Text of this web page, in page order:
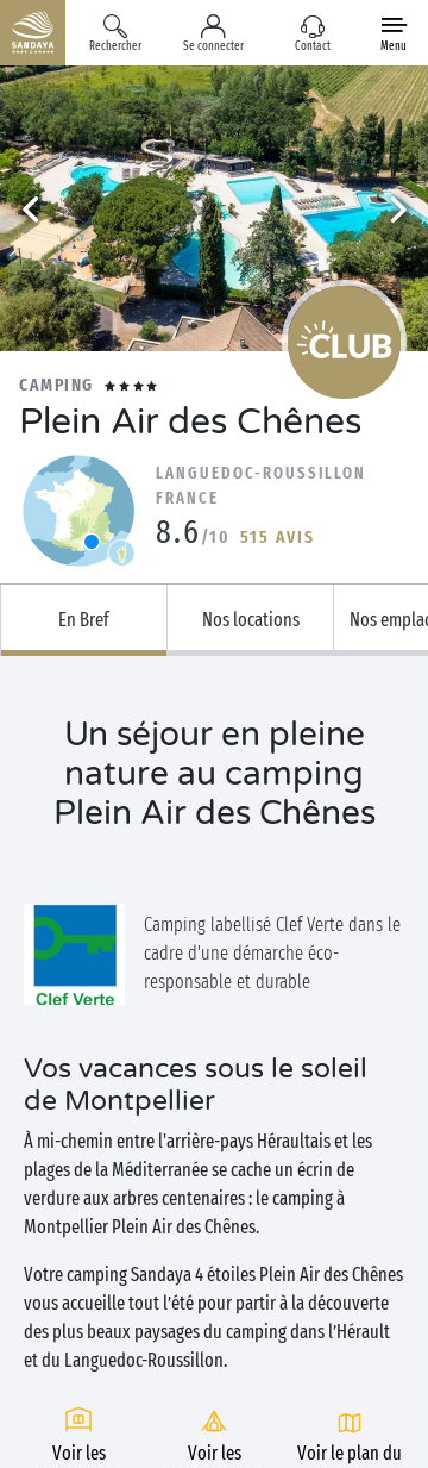
Rechercher Se connecter Contact Menu
CAMPING
Plein Air des Chênes
LANGUEDOC-ROUSSILLON
FRANCE
8.6 /10 515 AVIS
En Bref Nos locations Nos
Un séjour en pleine
nature au camping
Plein Air des Chênes
Camping labellisé Clef Verte dans le
cadre d'une démarche éco-
responsable et durable
Vos vacances sous le soleil
de Montpellier
À mi-chemin entre l'arrière-pays Héraultais et les
plages de la Méditerranée se cache un écrin de
verdure aux arbres centenaires : le camping à
Montpellier Plein Air des Chênes.
Votre camping Sandaya 4 étoiles Plein Air des Chênes
vous accueille tout l’été pour partir à la découverte
des plus beaux paysages du camping dans l’Hérault
et du Languedoc-Roussillon.
Voir les
Voir les
Voir le plan du